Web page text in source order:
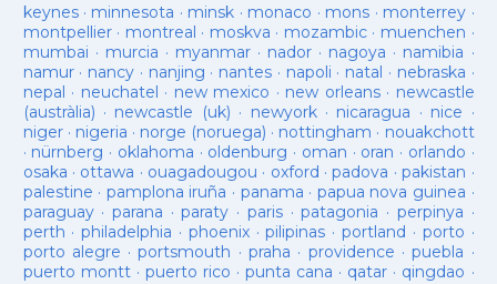
keynes· minnesota · minsk · monaco · mons · monterrey ·
montpellier· montreal · moskva · mozambic· muenchen ·
mumbai · murcia · myanmar· nador · nagoya · namibia ·
namur· nancy · nanjing · nantes · napoli · natal · nebraska ·
nepal · neuchatel · new mexico · new orleans· newcastle
(austràlia) · newcastle (uk) · newyork· nicaragua · nice ·
niger· nigeria · norge (noruega) · nottingham · nouakchott
· nürnberg · oklahoma · oldenburg · oman · oran · orlando ·
osaka · ottawa · ouagadougou · oxford ·padova ·pakistan ·
palestine · pamplona iruña · panama · papua nova guinea ·
paraguay· parana ·paraty · paris·patagonia · perpinya ·
perth ·philadelphia · phoenix·pilipinas ·portland · porto ·
porto alegre ·portsmouth ·praha · providence ·puebla ·
puerto montt· puerto rico ·punta cana · qatar · qingdao ·